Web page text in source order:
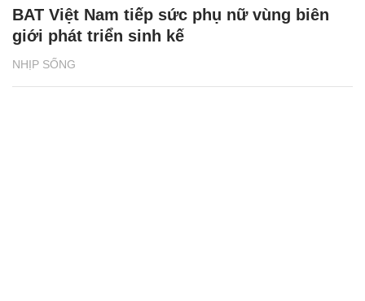
NHỊP SỐNG
BAT Việt Nam tiếp sức phụ nữ vùng biên
giới phát triển sinh kế